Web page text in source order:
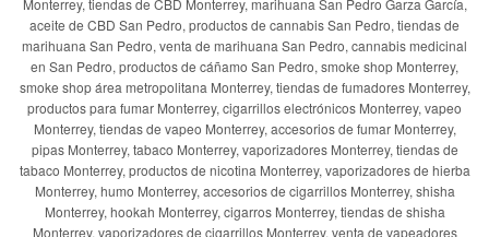
Monterrey, tiendas de CBD Monterrey, marihuana San Pedro Garza García,
aceite de CBD San Pedro, productos de cannabis San Pedro, tiendas de
marihuana San Pedro, venta de marihuana San Pedro, cannabis medicinal
en San Pedro, productos de cáñamo San Pedro, smoke shop Monterrey,
smoke shop área metropolitana Monterrey, tiendas de fumadores Monterrey,
productos para fumar Monterrey, cigarrillos electrónicos Monterrey, vapeo
Monterrey, tiendas de vapeo Monterrey, accesorios de fumar Monterrey,
pipas Monterrey, tabaco Monterrey, vaporizadores Monterrey, tiendas de
tabaco Monterrey, productos de nicotina Monterrey, vaporizadores de hierba
Monterrey, humo Monterrey, accesorios de cigarrillos Monterrey, shisha
Monterrey, hookah Monterrey, cigarros Monterrey, tiendas de shisha
Monterrey, vaporizadores de cigarrillos Monterrey, venta de vapeadores